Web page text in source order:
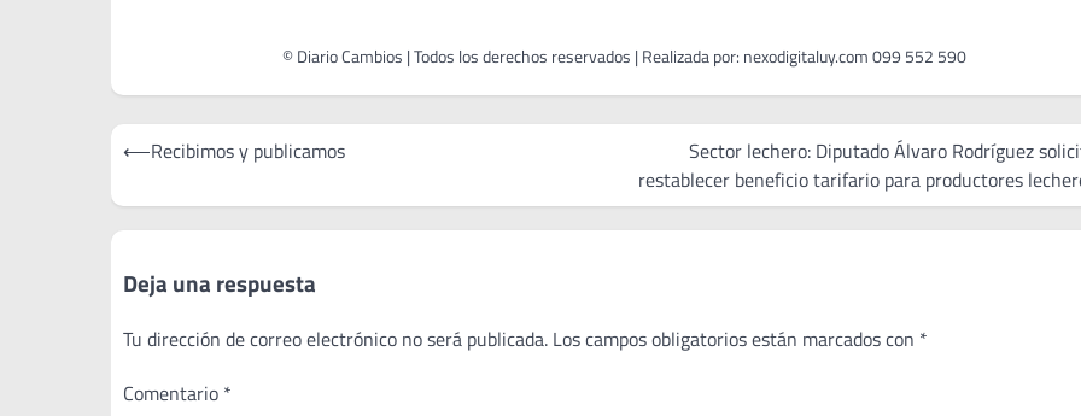
Navegación
entradas
⟵Recibimos y publicamos
Sector lechero: Diputado Álvaro Rodríguez
restablecer beneficio tarifario para productores
Deja una respuesta
Tu dirección de correo electrónico no será publicada. Los campos obligatorios están marcados con *
Comentario *